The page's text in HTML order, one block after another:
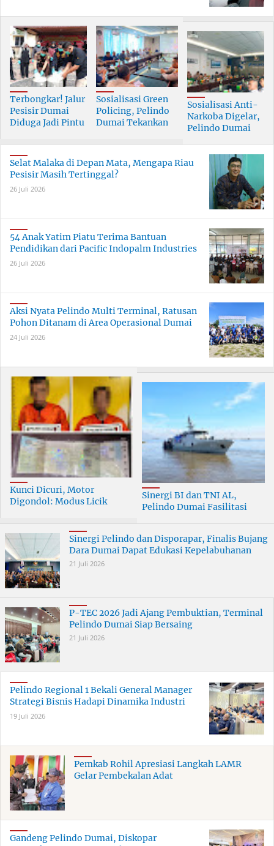
Terbongkar! Jalur
Pesisir Dumai
Diduga Jadi Pintu
Skala Besar
Sosialisasi Green
Policing, Pelindo
Dumai Tekankan
Bersama
Sosialisasi Anti-
Narkoba Digelar,
Pelindo Dumai
Selat Malaka di Depan Mata, Mengapa Riau
Pesisir Masih Tertinggal?
26 Juli 2026
54 Anak Yatim Piatu Terima Bantuan
Pendidikan dari Pacific Indopalm Industries
26 Juli 2026
Aksi Nyata Pelindo Multi Terminal, Ratusan
Pohon Ditanam di Area Operasional Dumai
24 Juli 2026
Kunci Dicuri, Motor
Digondol: Modus Licik
Terungkap
Sinergi BI dan TNI AL,
Pelindo Dumai Fasilitasi
Sinergi Pelindo dan Disporapar, Finalis Bujang
Dara Dumai Dapat Edukasi Kepelabuhanan
21 Juli 2026
P-TEC 2026 Jadi Ajang Pembuktian, Terminal
Pelindo Dumai Siap Bersaing
21 Juli 2026
Pelindo Regional 1 Bekali General Manager
Strategi Bisnis Hadapi Dinamika Industri
19 Juli 2026
Pemkab Rohil Apresiasi Langkah LAMR
Gelar Pembekalan Adat
Gandeng Pelindo Dumai, Diskopar